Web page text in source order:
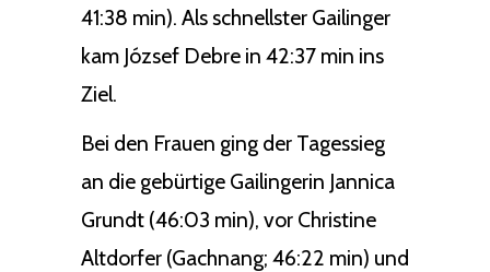
41:38 min). Als schnellster Gailinger
kam József Debre in 42:37 min ins
Ziel.
Bei den Frauen ging der Tagessieg
an die gebürtige Gailingerin Jannica
Grundt (46:03 min), vor Christine
Altdorfer (Gachnang; 46:22 min) und